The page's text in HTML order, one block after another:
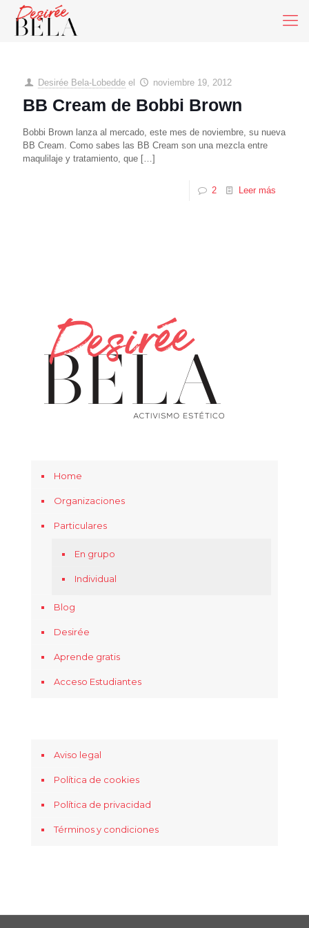
Desirée Bela-Lobedde el noviembre 19, 2012
BB Cream de Bobbi Brown
Bobbi Brown lanza al mercado, este mes de noviembre, su nueva
BB Cream. Como sabes las BB Cream son una mezcla entre
maqulilaje y tratamiento, que […]
2 Leer más
Home
Organizaciones
Particulares
En grupo
Individual
Blog
Desirée
Aprende gratis
Acceso Estudiantes
Aviso legal
Política de cookies
Política de privacidad
Términos y condiciones